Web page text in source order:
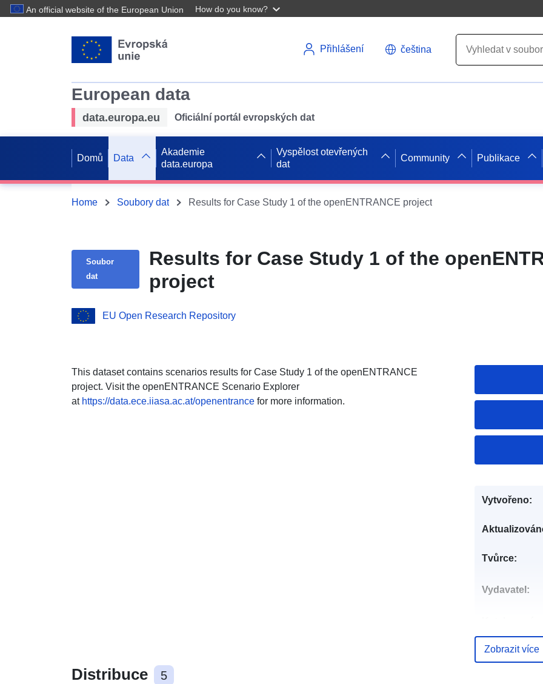
An official website of the European Union How do you know?
Přihlášení čeština
European data
data.europa.eu Oficiální portál evropských dat
Domů Data
Akademie
data.europa
Vyspělost otevřených
dat
Community Publikace
Home Soubory dat Results for Case Study 1 of the openENTRANCE project
Soubor
dat
Results for Case Study 1 of the
project
EU Open Research Repository
This dataset contains scenarios results for Case Study 1 of the openENTRANCE
project. Visit the openENTRANCE Scenario Explorer
at https://data.ece.iiasa.ac.at/openentrance for more information.
Distribuce 5
Vytvořeno:
Tvůrce:
Vydavatel:
záznam:
Zobrazit více